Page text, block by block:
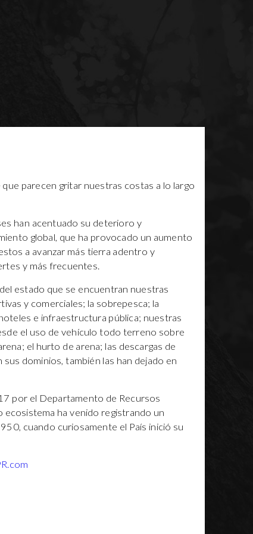
parecen gritar nuestras costas a lo largo
han acentuado su deterioro y
global, que ha provocado un aumento
a avanzar más tierra adentro y
y más frecuentes.
estado que se encuentran nuestras
y comerciales; la sobrepesca; la
e infraestructura pública; nuestras
el uso de vehículo todo terreno sobre
el hurto de arena; las descargas de
dominios, también las han dejado en
por el Departamento de Recursos
ha venido registrando un
cuando curiosamente el País inició su